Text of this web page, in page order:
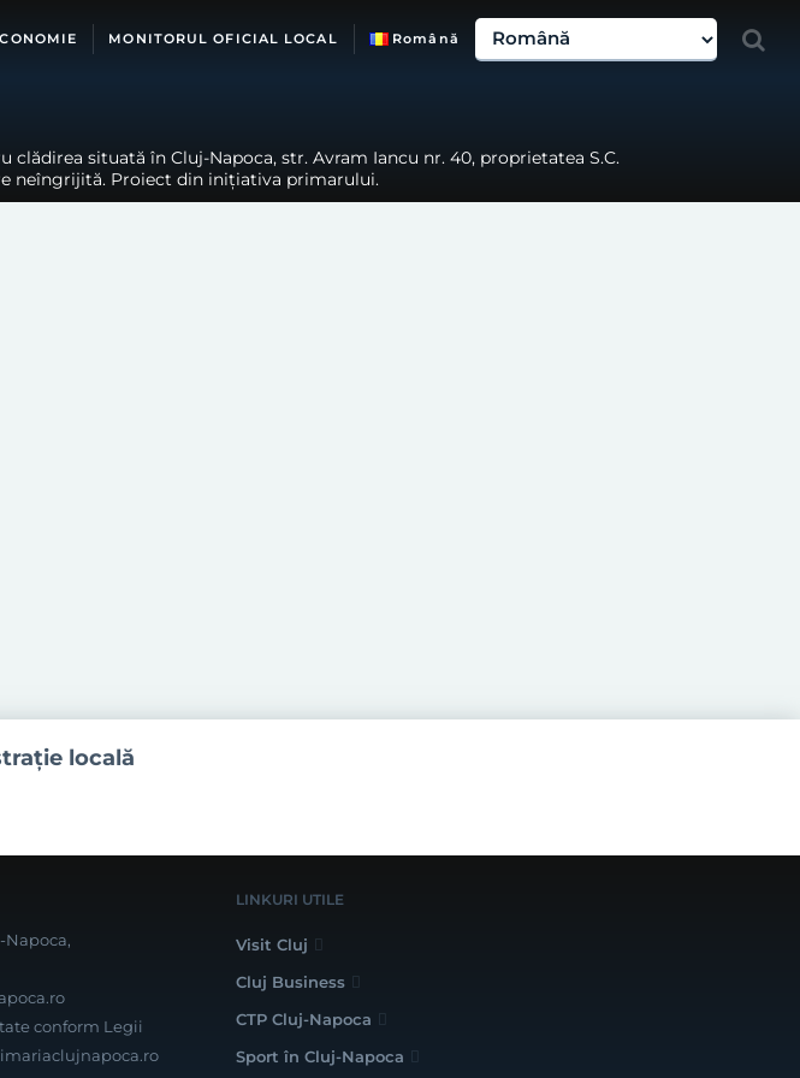
MONITORUL OFICIAL LOCAL Română
situată în Cluj-Napoca, str. Avram Iancu nr. 40, proprietatea S.C.
neîngrijită. Proiect din inițiativa primarului.
locală
Napoca,
conform Legii
LINKURI UTILE
Visit Cluj
Cluj Business
CTP Cluj-Napoca
Sport în Cluj-Napoca